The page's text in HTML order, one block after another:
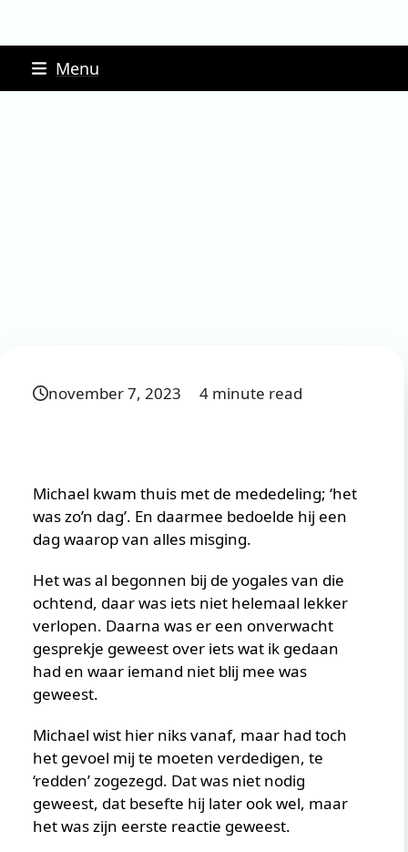
Menu
november 7, 2023 4 minute read
Michael kwam thuis met de mededeling; ‘het
was zo’n dag’. En daarmee bedoelde hij een
dag waarop van alles misging.
Het was al begonnen bij de yogales van die
ochtend, daar was iets niet helemaal lekker
verlopen. Daarna was er een onverwacht
gesprekje geweest over iets wat ik gedaan
had en waar iemand niet blij mee was
geweest.
Michael wist hier niks vanaf, maar had toch
het gevoel mij te moeten verdedigen, te
‘redden’ zogezegd. Dat was niet nodig
geweest, dat besefte hij later ook wel, maar
het was zijn eerste reactie geweest.